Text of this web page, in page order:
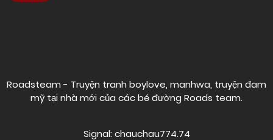
Roadsteam - Truyện tranh boylove, manhwa, truyện đam
mỹ tại nhà mới của các bé đường Roads team.
Signal: chauchau774.74